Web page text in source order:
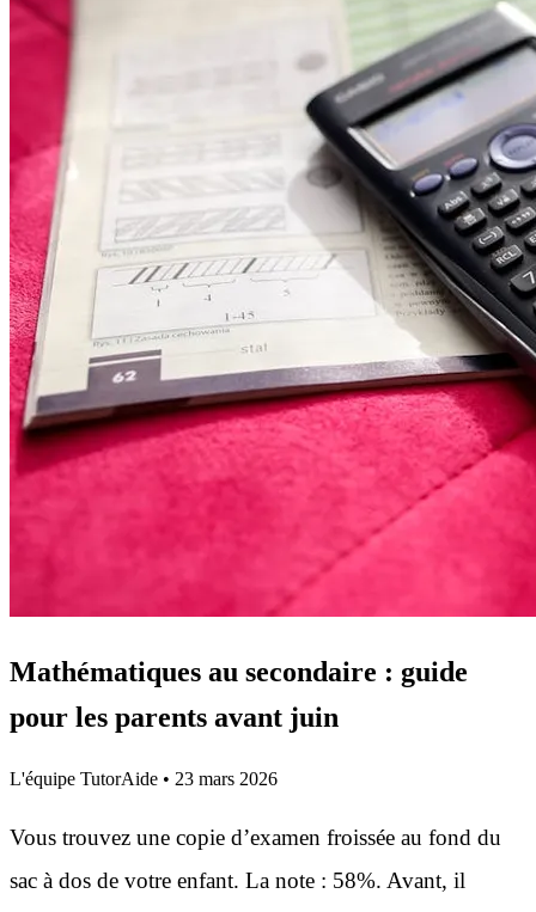
Mathématiques au secondaire : guide
pour les parents avant juin
L'équipe TutorAide • 23 mars 2026
Vous trouvez une copie d’examen froissée au fond du
sac à dos de votre enfant. La note : 58%. Avant, il